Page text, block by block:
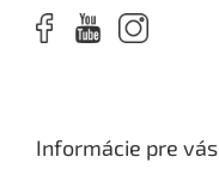
Informácie pre vás